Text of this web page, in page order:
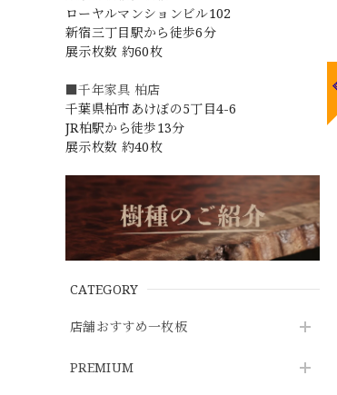
ローヤルマンションビル102
新宿三丁目駅から徒歩6分
展示枚数 約60枚
■千年家具 柏店
千葉県柏市あけぼの5丁目4-6
JR柏駅から徒歩13分
展示枚数 約40枚
CATEGORY
店舗おすすめ一枚板
PREMIUM